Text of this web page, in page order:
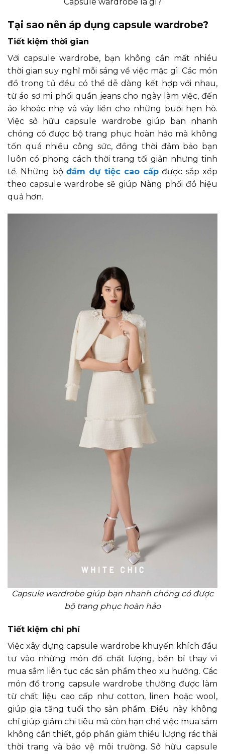
Tại sao nên áp dụng capsule wardrobe?
Tiết kiệm thời gian
Với capsule wardrobe, bạn không cần mất nhiều
thời gian suy nghĩ mỗi sáng về việc mặc gì. Các món
đồ trong tủ đều có thể dễ dàng kết hợp với nhau,
từ áo sơ mi phối quần jeans cho ngày làm việc, đến
áo khoác nhẹ và váy liền cho những buổi hẹn hò.
Việc sở hữu capsule wardrobe giúp bạn nhanh
chóng có được bộ trang phục hoàn hảo mà không
tốn quá nhiều công sức, đồng thời đảm bảo bạn
luôn có phong cách thời trang tối giản nhưng tinh
tế. Những bộ đầm dự tiệc cao cấp được sắp xếp
theo capsule wardrobe sẽ giúp Nàng phối đồ hiệu
quả hơn.
Capsule wardrobe giúp bạn nhanh chóng có được
bộ trang phục hoàn hảo
Tiết kiệm chi phí
Việc xây dựng capsule wardrobe khuyến khích đầu
tư vào những món đồ chất lượng, bền bỉ thay vì
mua sắm liên tục các sản phẩm theo xu hướng. Các
món đồ trong capsule wardrobe thường được làm
từ chất liệu cao cấp như cotton, linen hoặc wool,
giúp gia tăng tuổi thọ sản phẩm. Điều này không
chỉ giúp giảm chi tiêu mà còn hạn chế việc mua sắm
không cần thiết, góp phần giảm thiểu lượng rác thải
thời trang và bảo vệ môi trường. Sở hữu capsule